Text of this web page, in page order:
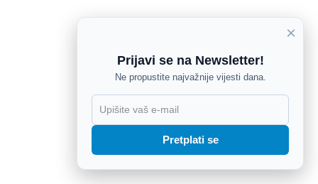
×
Prijavi se na Newsletter!
Ne propustite najvažnije vijesti dana.
Pretplati se